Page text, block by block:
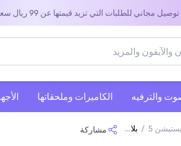
توصيل مجاني للطلبات التي تزيد قيمتها عن 99 ريال سعودي
والترفيه ‫الكاميرات وملحقاتها‬
5
/ بلاي ستيشن لعبة دراغون بول: سباركينغ! زيرو الإصدار القياسي بلاي ستيشن 5 مشاركة